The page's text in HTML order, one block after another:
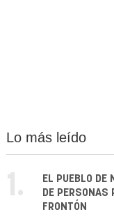
Lo más leído
1.
EL PUEBLO DE
DE PERSONAS
FRONTÓN